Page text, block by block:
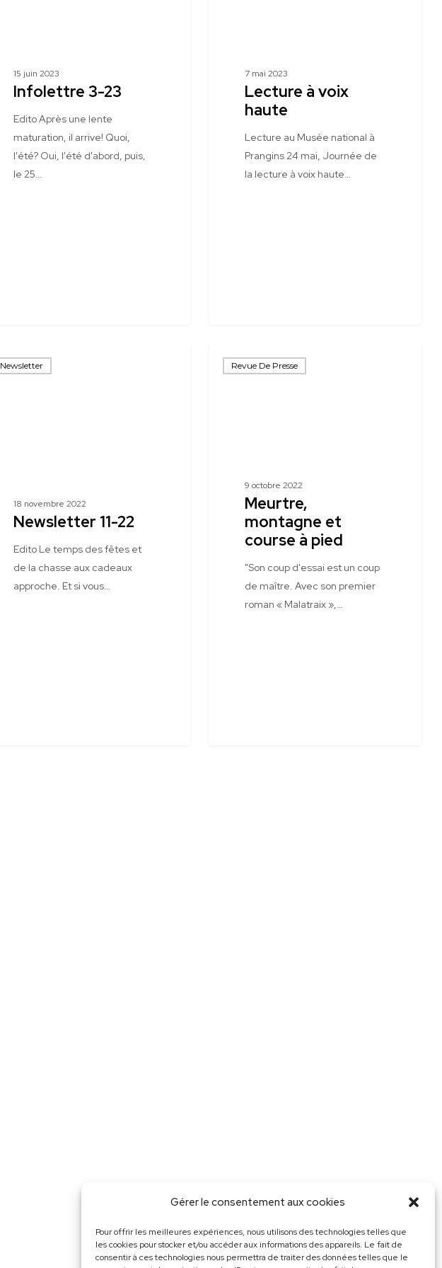
Gérer le consentement aux cookies
Pour offrir les meilleures expériences, nous utilisons des technologies telles que
les cookies pour stocker et/ou accéder aux informations des appareils. Le fait de
consentir à ces technologies nous permettra de traiter des données telles que le
15 juin 2023
Infolettre 3-23
Edito Après une lente
maturation, il arrive! Quoi,
l'été? Oui, l'été d'abord, puis,
le 25…
7 mai 2023
Lecture à voix
haute
Lecture au Musée national à
Prangins 24 mai, Journée de
la lecture à voix haute…
Newsletter
18 novembre 2022
Newsletter 11-22
Edito Le temps des fêtes et
de la chasse aux cadeaux
approche. Et si vous…
montagne
Revue De Presse
9 octobre 2022
Meurtre,
montagne et
course à pied
"Son coup d'essai est un coup
de maître. Avec son premier
roman « Malatraix »,…